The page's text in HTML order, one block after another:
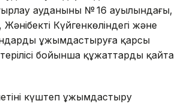
ауданының № 16 ауылындағы,
Күйгенкөліндегі және
ұжымдастыруға қарсы
бойынша құжаттарды қайта
күштеп ұжымдастыру